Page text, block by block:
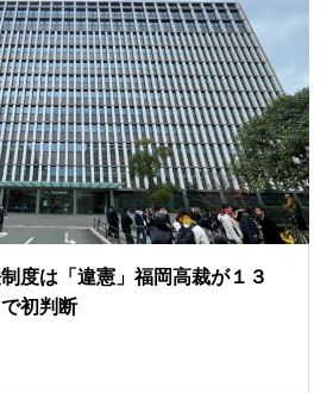
度は「違憲」福岡高裁が１３
初判断